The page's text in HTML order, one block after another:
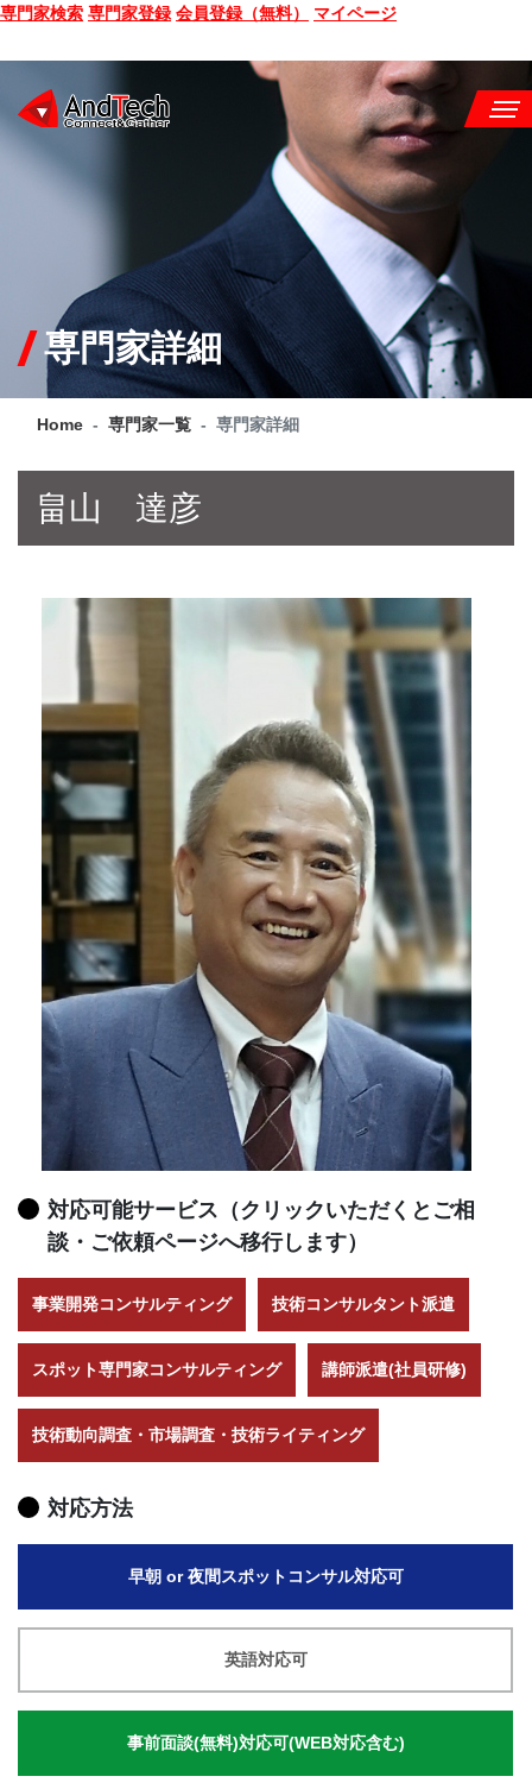
専門家検索 専門家登録 会員登録（無料） マイページ
CONSULTING
SERVICE
COMPANY
Q&A
専門家詳細
Home 専門家一覧 専門家詳細
畠山 達彦
対応可能サービス（クリックいただくとご相
談・ご依頼ページへ移行します）
事業開発コンサルティング 技術コンサルタント派遣
スポット専門家コンサルティング 講師派遣(社員研修)
技術動向調査・市場調査・技術ライティング
対応方法
早朝 or 夜間スポットコンサル対応可
英語対応可
事前面談(無料)対応可(WEB対応含む)